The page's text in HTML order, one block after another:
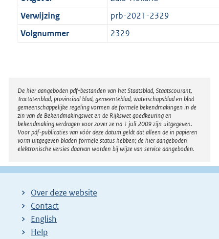
Verwijzing
prb-2021-2329
Volgnummer
2329
Disclaimer
De hier aangeboden pdf-bestanden van het Staatsblad, Staatscourant,
Tractatenblad, provinciaal blad, gemeenteblad, waterschapsblad en blad
gemeenschappelijke regeling vormen de formele bekendmakingen in de
zin van de Bekendmakingswet en de Rijkswet goedkeuring en
bekendmaking verdragen voor zover ze na 1 juli 2009 zijn uitgegeven.
Voor pdf-publicaties van vóór deze datum geldt dat alleen de in papieren
vorm uitgegeven bladen formele status hebben; de hier aangeboden
elektronische versies daarvan worden bij wijze van service aangeboden.
Over deze website
Contact
English
Help